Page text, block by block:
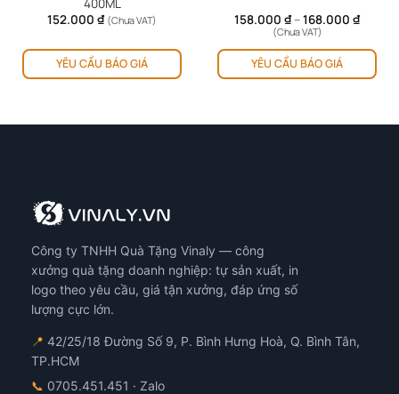
400ML
152.000 ₫ (Chưa VAT)
YÊU CẦU BÁO GIÁ
158.000 ₫ –168.000 ₫
(Chưa VAT)
YÊU CẦU BÁO GIÁ
Công ty TNHH Quà Tặng Vinaly — công
xưởng quà tặng doanh nghiệp: tự sản xuất, in
logo theo yêu cầu, giá tận xưởng, đáp ứng số
lượng cực lớn.
📍 42/25/18 Đường Số 9, P. Bình Hưng Hoà, Q. Bình Tân,
TP.HCM
📞 0705.451.451 · Zalo